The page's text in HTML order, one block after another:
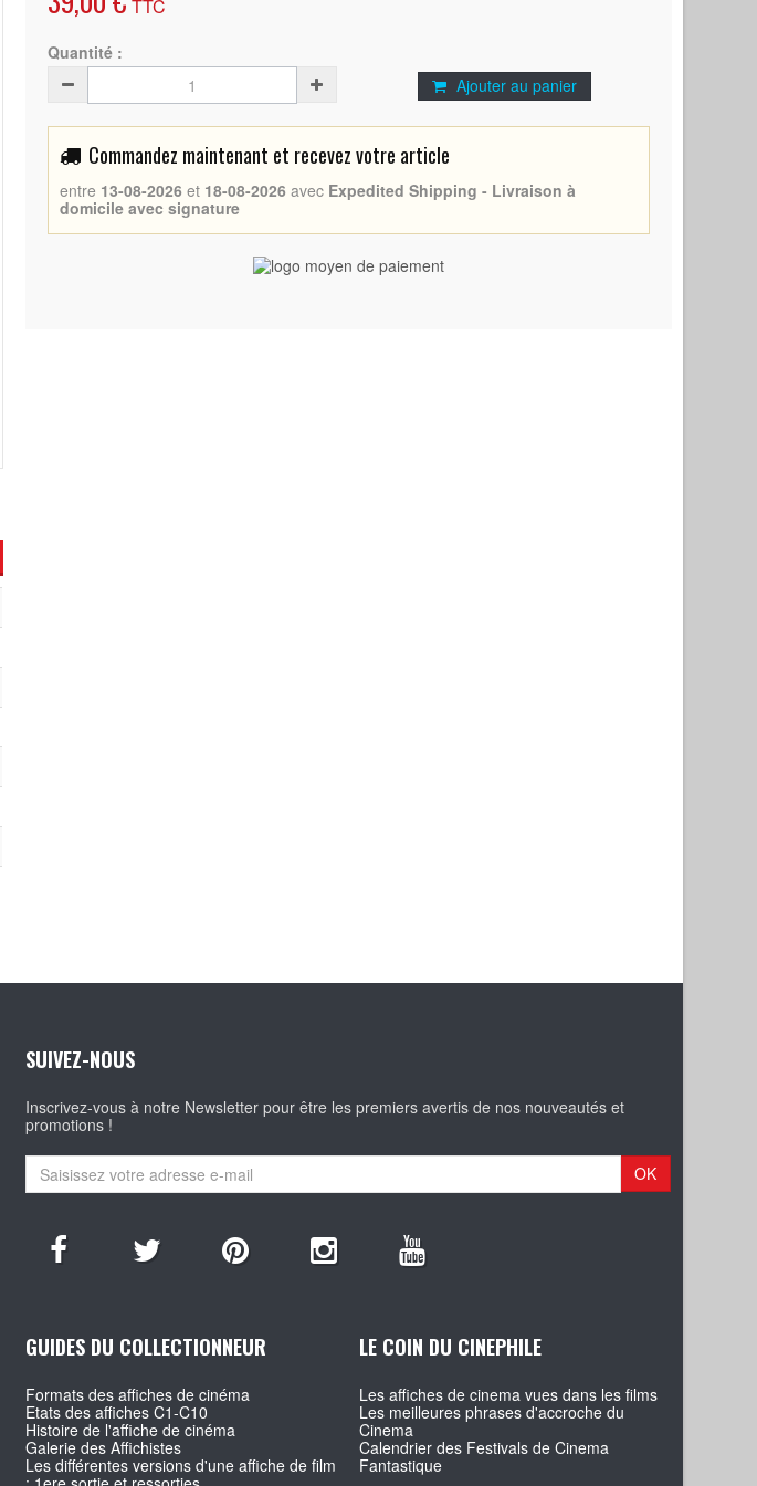
TTC
Quantité :
Ajouter au panier
Commandez maintenant et recevez votre article
entre 13-08-2026 et 18-08-2026 avec Expedited Shipping - Livraison à
domicile avec signature
SUIVEZ-NOUS
Inscrivez-vous à notre Newsletter pour être les premiers avertis de nos nouveautés et
promotions !
OK
GUIDES DU COLLECTIONNEUR
Formats des affiches de cinéma
Etats des affiches C1-C10
Histoire de l'affiche de cinéma
Galerie des Affichistes
Les différentes versions d'une affiche de film
LE COIN DU CINEPHILE
Les affiches de cinema vues dans les films
Les meilleures phrases d'accroche du
Cinema
Calendrier des Festivals de Cinema
Fantastique